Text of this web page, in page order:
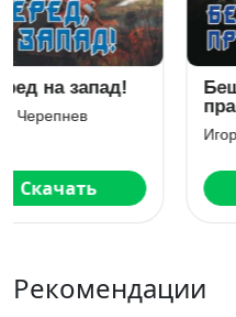
Триумвират
Дмитрий Зурков
Скачать
Рекомендации